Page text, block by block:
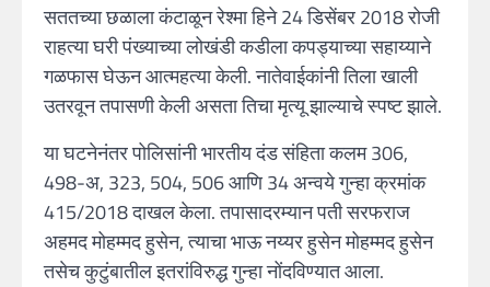
सततच्या छळाला कंटाळून रेश्मा हिने 24 डिसेंबर 2018 रोजी
राहत्या घरी पंख्याच्या लोखंडी कडीला कपड्याच्या सहाय्याने
गळफास घेऊन आत्महत्या केली. नातेवाईकांनी तिला खाली
उतरवून तपासणी केली असता तिचा मृत्यू झाल्याचे स्पष्ट झाले.
या घटनेनंतर पोलिसांनी भारतीय दंड संहिता कलम 306,
498-अ, 323, 504, 506 आणि 34 अन्वये गुन्हा क्रमांक
415/2018 दाखल केला. तपासादरम्यान पती सरफराज
अहमद मोहम्मद हुसेन, त्याचा भाऊ नय्यर हुसेन मोहम्मद हुसेन
तसेच कुटुंबातील इतरांविरुद्ध गुन्हा नोंदविण्यात आला.